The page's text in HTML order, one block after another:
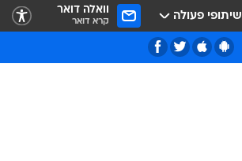
שיתופי פעולה וואלה דואר
קרא דואר